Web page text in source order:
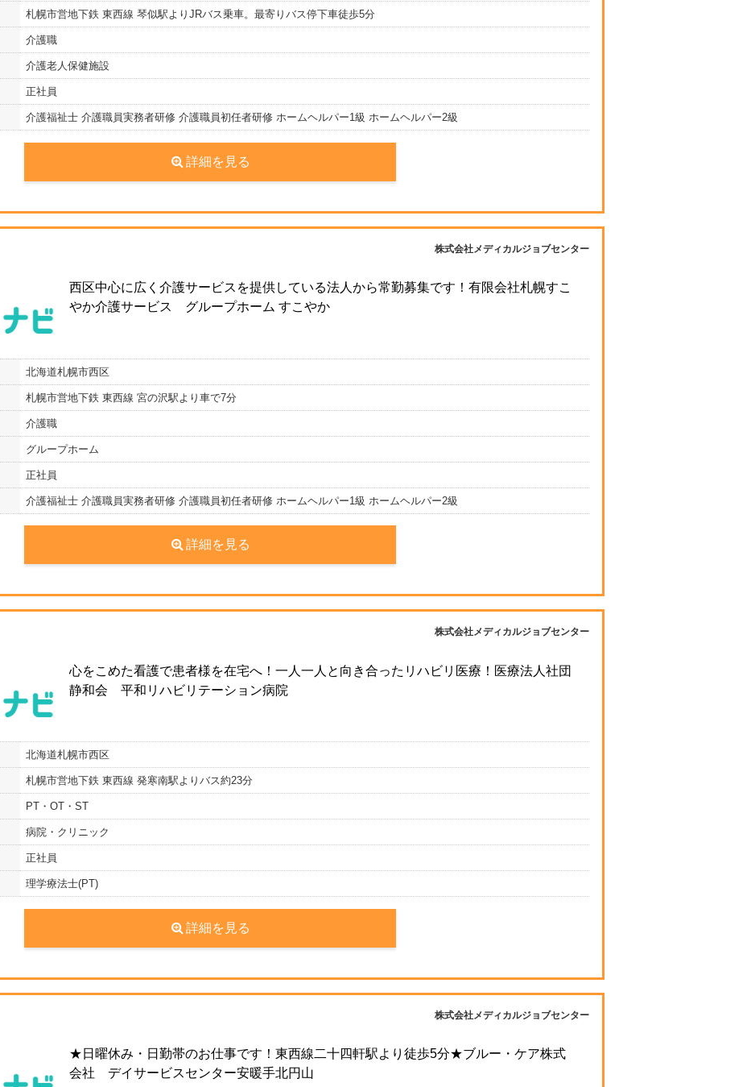
札幌市営地下鉄 東西線 琴似駅よりJRバス乗車。最寄りバス停下車徒歩5分
介護職
介護老人保健施設
正社員
介護福祉士 介護職員実務者研修 介護職員初任者研修 ホームヘルパー1級 ホームヘルパー2級
詳細を見る
株式会社メディカルジョブセンター
西区中心に広く介護サービスを提供している法人から常勤募集です！有限会社札幌すこ
やか介護サービス グループホーム すこやか
北海道札幌市西区
札幌市営地下鉄 東西線 宮の沢駅より車で7分
介護職
グループホーム
正社員
介護福祉士 介護職員実務者研修 介護職員初任者研修 ホームヘルパー1級 ホームヘルパー2級
詳細を見る
株式会社メディカルジョブセンター
心をこめた看護で患者様を在宅へ！一人一人と向き合ったリハビリ医療！医療法人社団
静和会 平和リハビリテーション病院
北海道札幌市西区
札幌市営地下鉄 東西線 発寒南駅よりバス約23分
PT・OT・ST
病院・クリニック
正社員
理学療法士(PT)
詳細を見る
株式会社メディカルジョブセンター
★日曜休み・日勤帯のお仕事です！東西線二十四軒駅より徒歩5分★ブルー・ケア株式
会社 デイサービスセンター安暖手北円山